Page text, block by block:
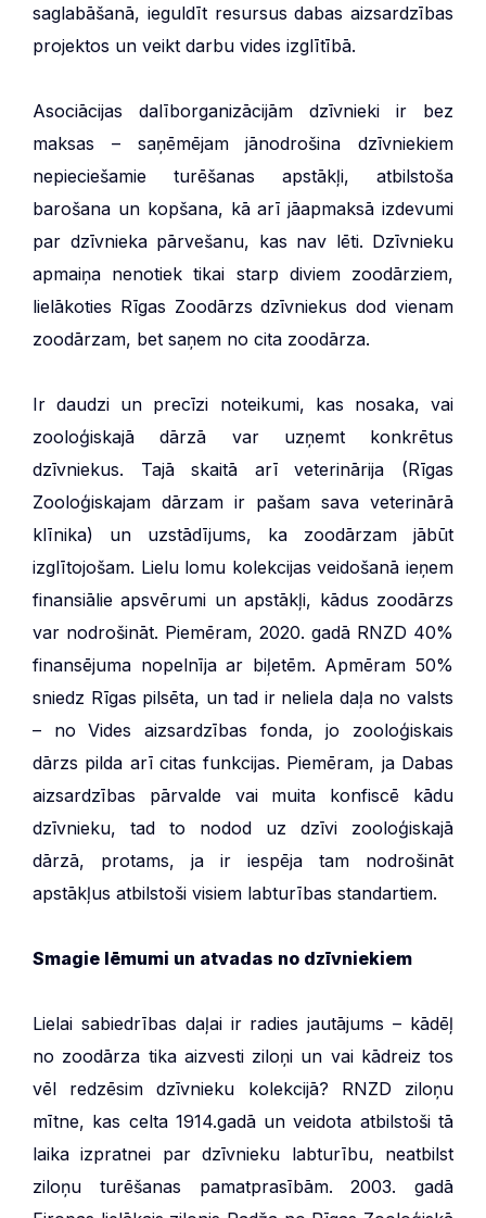
saglabāšanā, ieguldīt resursus dabas aizsardzības
projektos un veikt darbu vides izglītībā.
Asociācijas dalīborganizācijām dzīvnieki ir bez
maksas – saņēmējam jānodrošina dzīvniekiem
nepieciešamie turēšanas apstākļi, atbilstoša
barošana un kopšana, kā arī jāapmaksā izdevumi
par dzīvnieka pārvešanu, kas nav lēti. Dzīvnieku
apmaiņa nenotiek tikai starp diviem zoodārziem,
lielākoties Rīgas Zoodārzs dzīvniekus dod vienam
zoodārzam, bet saņem no cita zoodārza.
Ir daudzi un precīzi noteikumi, kas nosaka, vai
zooloģiskajā dārzā var uzņemt konkrētus
dzīvniekus. Tajā skaitā arī veterinārija (Rīgas
Zooloģiskajam dārzam ir pašam sava veterinārā
klīnika) un uzstādījums, ka zoodārzam jābūt
izglītojošam. Lielu lomu kolekcijas veidošanā ieņem
finansiālie apsvērumi un apstākļi, kādus zoodārzs
var nodrošināt. Piemēram, 2020. gadā RNZD 40%
finansējuma nopelnīja ar biļetēm. Apmēram 50%
sniedz Rīgas pilsēta, un tad ir neliela daļa no valsts
– no Vides aizsardzības fonda, jo zooloģiskais
dārzs pilda arī citas funkcijas. Piemēram, ja Dabas
aizsardzības pārvalde vai muita konfiscē kādu
dzīvnieku, tad to nodod uz dzīvi zooloģiskajā
dārzā, protams, ja ir iespēja tam nodrošināt
apstākļus atbilstoši visiem labturības standartiem.
Smagie lēmumi un atvadas no dzīvniekiem
Lielai sabiedrības daļai ir radies jautājums – kādēļ
no zoodārza tika aizvesti ziloņi un vai kādreiz tos
vēl redzēsim dzīvnieku kolekcijā? RNZD ziloņu
mītne, kas celta 1914.gadā un veidota atbilstoši tā
laika izpratnei par dzīvnieku labturību, neatbilst
ziloņu turēšanas pamatprasībām. 2003. gadā